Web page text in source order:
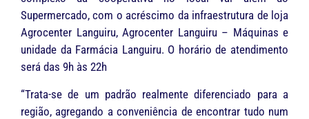
Supermercado, com o acréscimo da infraestrutura de loja
Agrocenter Languiru, Agrocenter Languiru – Máquinas e
unidade da Farmácia Languiru. O horário de atendimento
será das 9h às 22h
“Trata-se de um padrão realmente diferenciado para a
região, agregando a conveniência de encontrar tudo num